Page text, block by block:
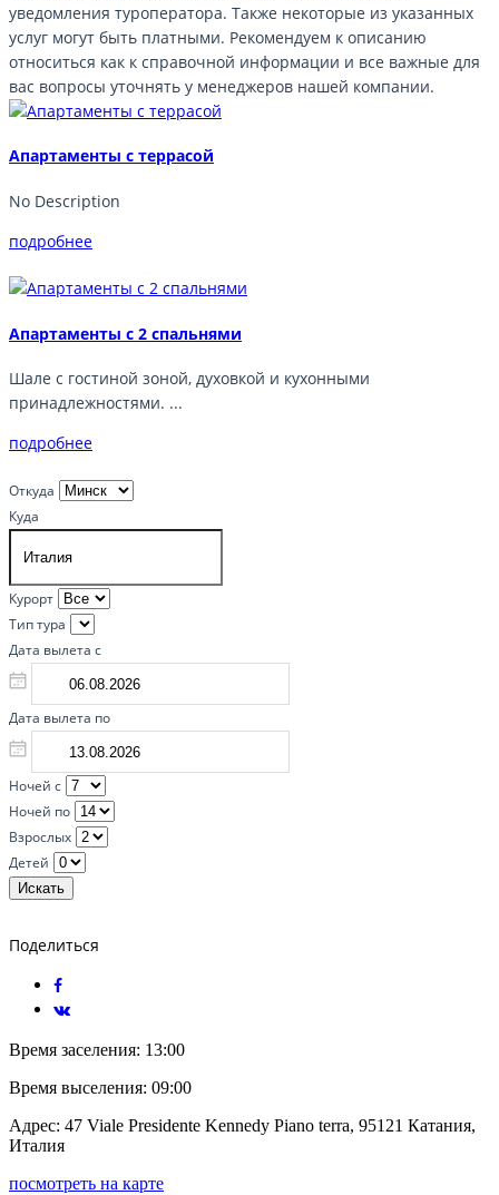
уведомления туроператора. Также некоторые из указанных
услуг могут быть платными. Рекомендуем к описанию
относиться как к справочной информации и все важные для
вас вопросы уточнять у менеджеров нашей компании.
Апартаменты с террасой
No Description
подробнее
Апартаменты с 2 спальнями
Шале с гостиной зоной, духовкой и кухонными
принадлежностями. ...
подробнее
Откуда
Куда
Курорт
Тип тура
Дата вылета с
Дата вылета по
Ночей с
Ночей по
Взрослых
Детей
Искать
Поделиться
Время заселения: 13:00
Время выселения: 09:00
Адрес: 47 Viale Presidente Kennedy Piano terra, 95121 Катания,
Италия
посмотреть на карте